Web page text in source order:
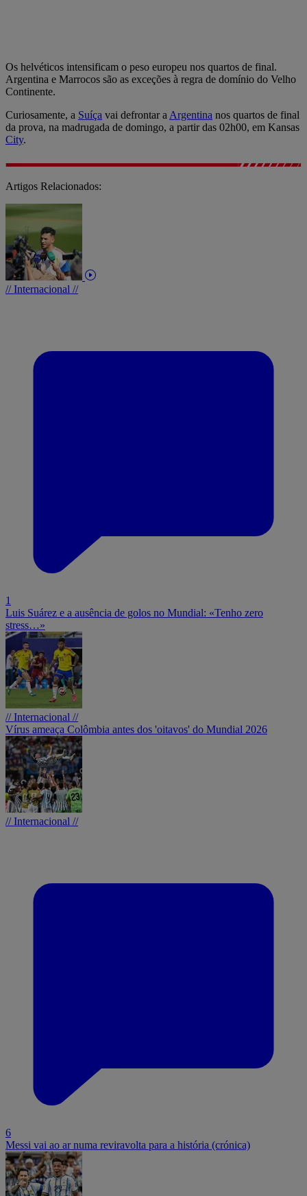
Os helvéticos intensificam o peso europeu nos quartos de final.
Argentina e Marrocos são as exceções à regra de domínio do Velho
Continente.
Curiosamente, a Suíça vai defrontar a Argentina nos quartos de final
da prova, na madrugada de domingo, a partir das 02h00, em Kansas
City.
Artigos Relacionados:
// Internacional //
1
Luis Suárez e a ausência de golos no Mundial: «Tenho zero
stress…»
// Internacional //
Vírus ameaça Colômbia antes dos 'oitavos' do Mundial 2026
// Internacional //
6
Messi vai ao ar numa reviravolta para a história (crónica)